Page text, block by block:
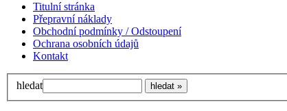
Titulní stránka
Přepravní náklady
Obchodní podmínky / Odstoupení
Ochrana osobních údajů
Kontakt
hledat